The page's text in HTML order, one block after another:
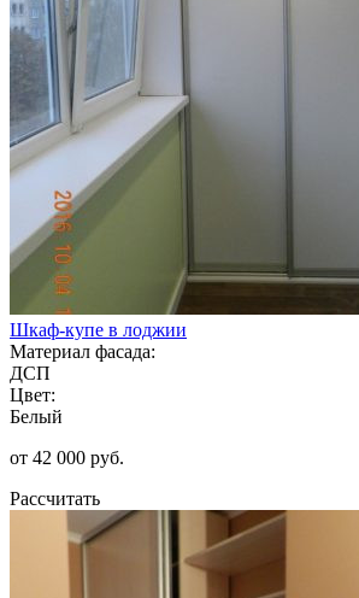
Шкаф-купе в лоджии
Материал фасада:
ДСП
Цвет:
Белый
от 42 000 руб.
Рассчитать